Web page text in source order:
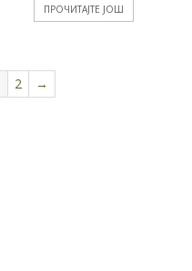
ПРОЧИТАЈТЕ ЈОШ
2 →